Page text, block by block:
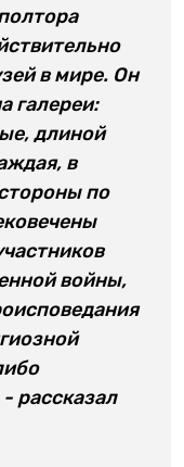
в мире. Он
галереи:
длиной
в
по
войны,
рассказал